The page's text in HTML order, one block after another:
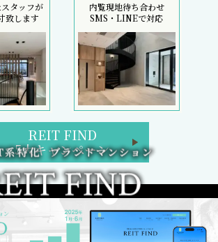
タッフが
致します
内覧現地待ち合わせ
SMS・LINEで対応
REIT FIND
5大キャンペーン